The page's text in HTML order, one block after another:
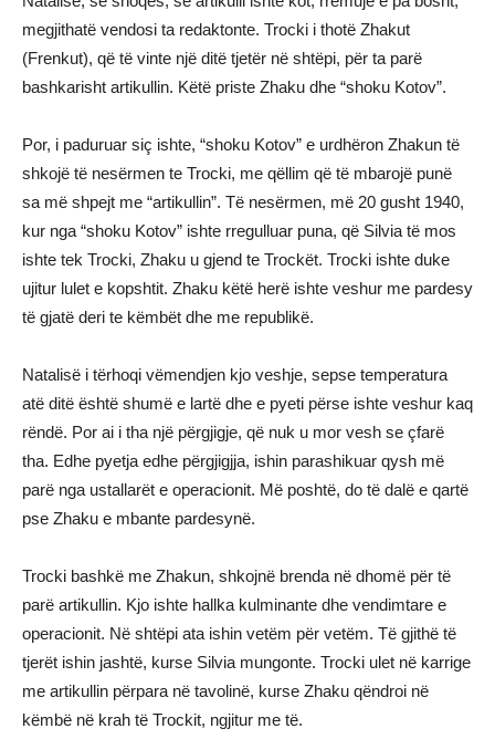
megjithatë vendosi ta redaktonte. Trocki i thotë Zhakut
(Frenkut), që të vinte një ditë tjetër në shtëpi, për ta parë
bashkarisht artikullin. Këtë priste Zhaku dhe “shoku Kotov”.
Por, i paduruar siç ishte, “shoku Kotov” e urdhëron Zhakun të
shkojë të nesërmen te Trocki, me qëllim që të mbarojë punë
sa më shpejt me “artikullin”. Të nesërmen, më 20 gusht 1940,
kur nga “shoku Kotov” ishte rregulluar puna, që Silvia të mos
ishte tek Trocki, Zhaku u gjend te Trockët. Trocki ishte duke
ujitur lulet e kopshtit. Zhaku këtë herë ishte veshur me pardesy
të gjatë deri te këmbët dhe me republikë.
Natalisë i tërhoqi vëmendjen kjo veshje, sepse temperatura
atë ditë është shumë e lartë dhe e pyeti përse ishte veshur kaq
rëndë. Por ai i tha një përgjigje, që nuk u mor vesh se çfarë
tha. Edhe pyetja edhe përgjigjja, ishin parashikuar qysh më
parë nga ustallarët e operacionit. Më poshtë, do të dalë e qartë
pse Zhaku e mbante pardesynë.
Trocki bashkë me Zhakun, shkojnë brenda në dhomë për të
parë artikullin. Kjo ishte hallka kulminante dhe vendimtare e
operacionit. Në shtëpi ata ishin vetëm për vetëm. Të gjithë të
tjerët ishin jashtë, kurse Silvia mungonte. Trocki ulet në karrige
me artikullin përpara në tavolinë, kurse Zhaku qëndroi në
këmbë në krah të Trockit, ngjitur me të.